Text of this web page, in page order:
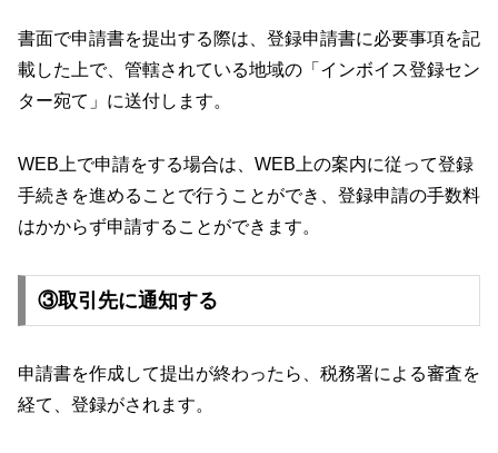
書面で申請書を提出する際は、登録申請書に必要事項を記
載した上で、管轄されている地域の「インボイス登録セン
ター宛て」に送付します。
WEB上で申請をする場合は、WEB上の案内に従って登録
手続きを進めることで行うことができ、登録申請の手数料
はかからず申請することができます。
③取引先に通知する
申請書を作成して提出が終わったら、税務署による審査を
経て、登録がされます。